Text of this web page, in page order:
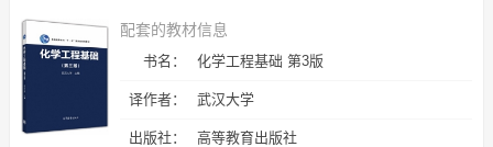
配套的教材信息
书名： 化学工程基础 第3版
译作者： 武汉大学
出版社： 高等教育出版社